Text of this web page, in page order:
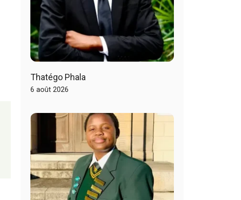
Thatégo Phala
6 août 2026